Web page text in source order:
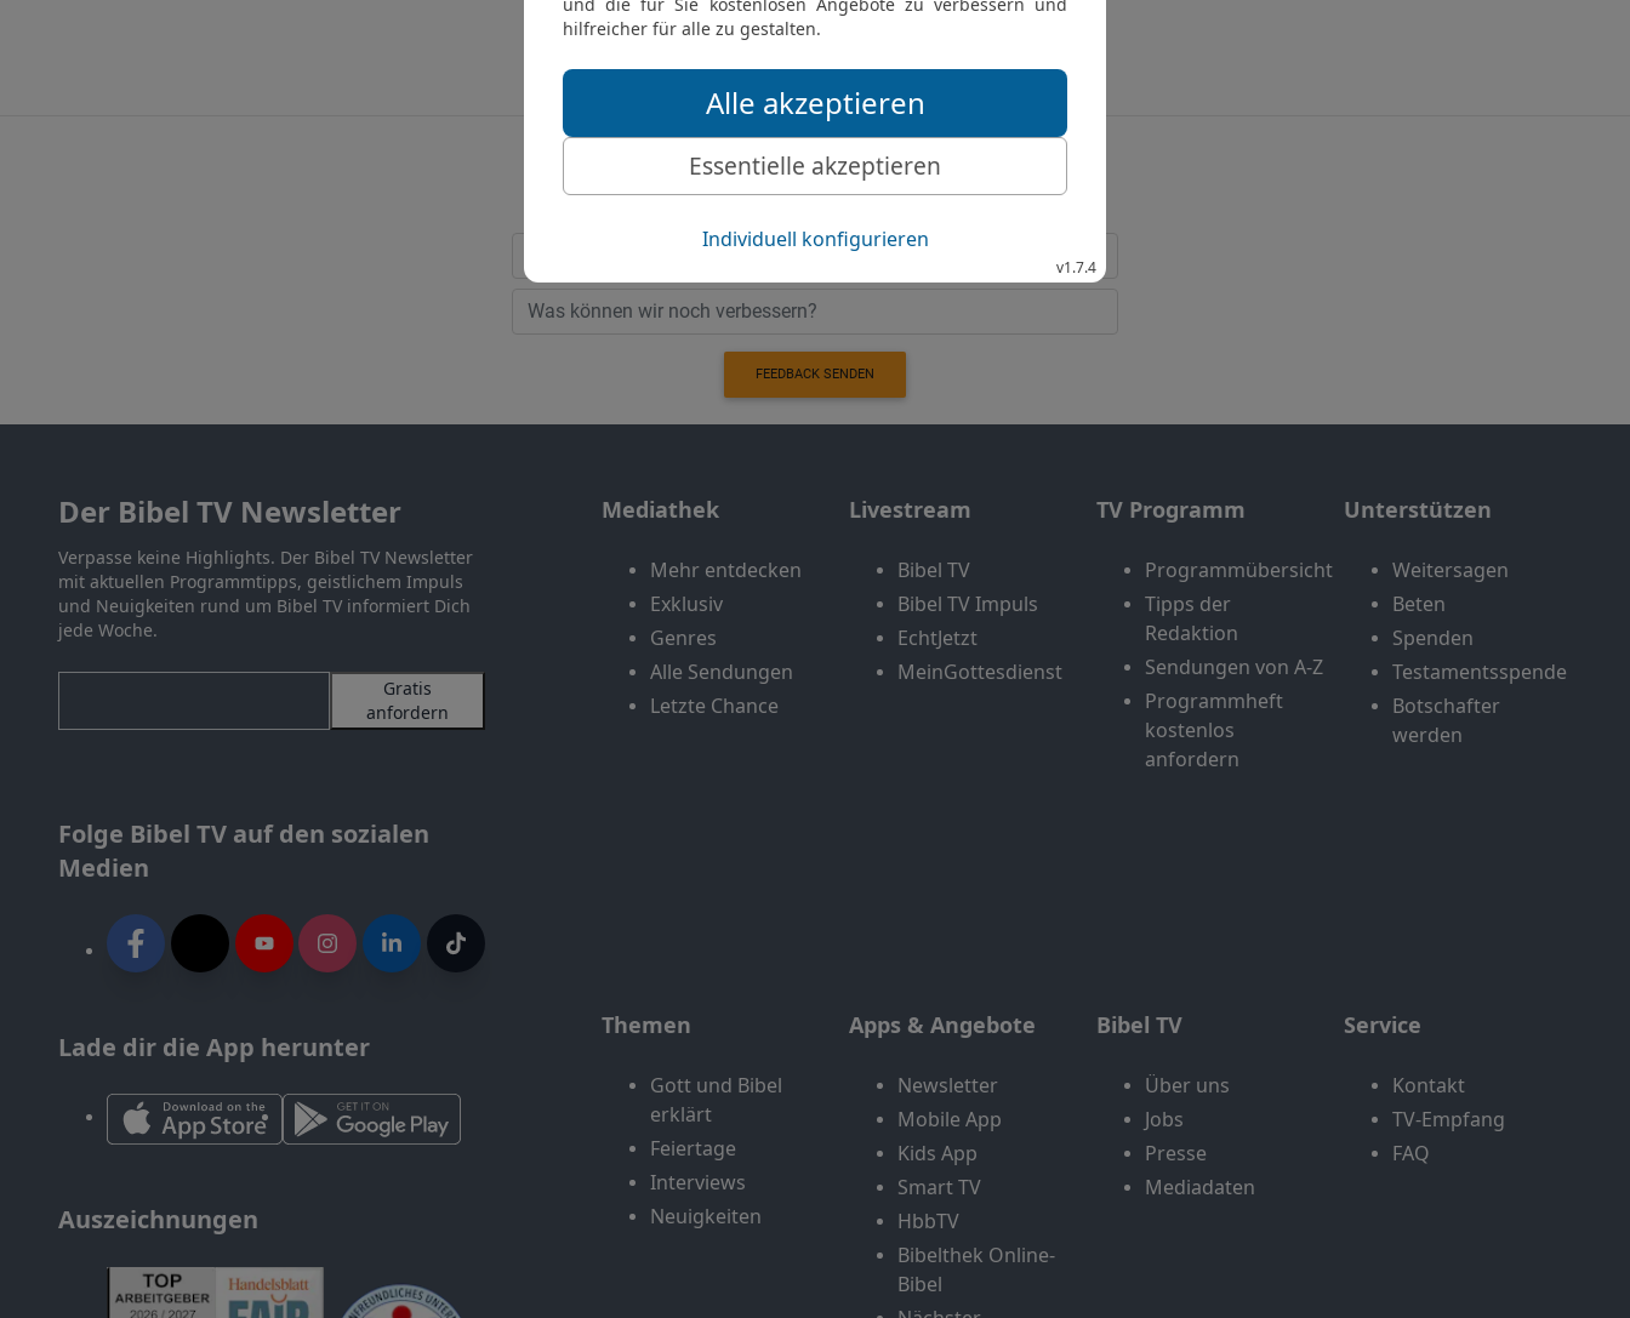
© 2000 Genfer Bibelgesellschaft
Möchtest du uns Feedback geben?
FEEDBACK SENDEN
Der Bibel TV Newsletter
Verpasse keine Highlights. Der Bibel TV Newsletter
mit aktuellen Programmtipps, geistlichem Impuls
und Neuigkeiten rund um Bibel TV informiert Dich
jede Woche.
Gratis
anfordern
Folge Bibel TV auf den sozialen
Medien
Lade dir die App herunter
Auszeichnungen
Mediathek
Mehr entdecken
Exklusiv
Genres
Alle Sendungen
Letzte Chance
Livestream
Bibel TV
Bibel TV Impuls
EchtJetzt
MeinGottesdienst
TV Programm
Programmübersicht
Tipps der
Redaktion
Sendungen von A-Z
Programmheft
kostenlos
anfordern
Unterstützen
Weitersagen
Beten
Spenden
Testamentsspende
Botschafter
werden
Themen
Gott und Bibel
erklärt
Feiertage
Interviews
Neuigkeiten
Apps & Angebote
Newsletter
Mobile App
Kids App
Smart TV
HbbTV
Bibelthek Online-
Bibel
Bibel TV
Über uns
Jobs
Presse
Mediadaten
Service
Kontakt
TV-Empfang
FAQ